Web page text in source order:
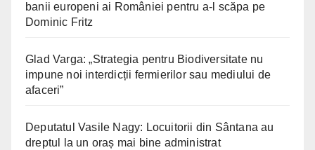
banii europeni ai României pentru a-l scăpa pe
Dominic Fritz
Glad Varga: „Strategia pentru Biodiversitate nu
impune noi interdicții fermierilor sau mediului de
afaceri”
Deputatul Vasile Nagy: Locuitorii din Sântana au
dreptul la un oraș mai bine administrat